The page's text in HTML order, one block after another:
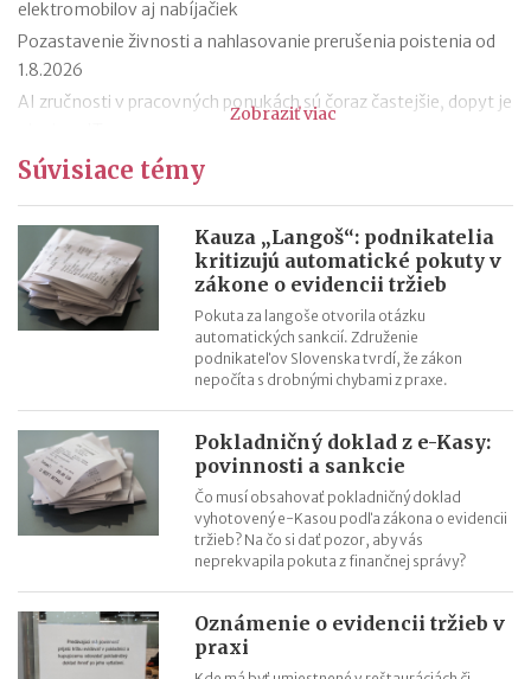
elektromobilov aj nabíjačiek
Pozastavenie živnosti a nahlasovanie prerušenia poistenia od
1.8.2026
AI zručnosti v pracovných ponukách sú čoraz častejšie, dopyt je
Návrat z dovolenky mimo EÚ: čo si možno priniesť bez platenia
Nové pravidlá EÚ v leteckej doprave: zlepšenie práv pre
cestujúcich
Riziká lacného „značkového“ tovaru: strata peňazí aj ohrozenie
zdravia
Nové pravidlá kontroly PZP od 1.8.2026
Nárok na daňový bonus či platenie poistného: pravidlá a
termíny po skončení školského roka
OČR cez letné prázdniny a zmena tlačiva v roku 2026
Zobraziť viac
Súvisiace témy
Kauza „Langoš“: podnikatelia
kritizujú automatické pokuty v
zákone o evidencii tržieb
Pokuta za langoše otvorila otázku
automatických sankcií. Združenie
podnikateľov Slovenska tvrdí, že zákon
nepočíta s drobnými chybami z praxe.
Pokladničný doklad z e-Kasy:
povinnosti a sankcie
Čo musí obsahovať pokladničný doklad
vyhotovený e-Kasou podľa zákona o evidencii
tržieb? Na čo si dať pozor, aby vás
neprekvapila pokuta z finančnej správy?
Oznámenie o evidencii tržieb v
praxi